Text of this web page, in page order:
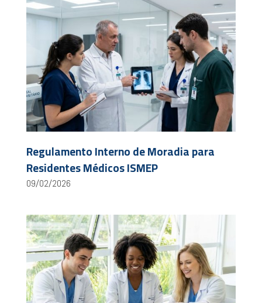
Regulamento Interno de Moradia para
Residentes Médicos ISMEP
09/02/2026